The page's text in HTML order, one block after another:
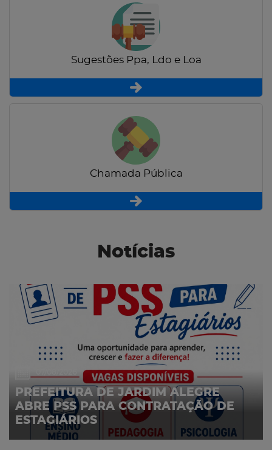
Sugestões Ppa, Ldo e Loa
Chamada Pública
Notícias
PREFEITURA DE JARDIM ALEGRE
ABRE PSS PARA CONTRATAÇÃO DE
ESTAGIÁRIOS